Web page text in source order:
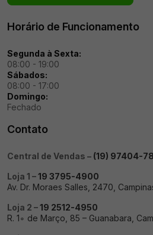
Horário de Funcionamento
Segunda à Sexta:
08:00 - 19:00
Sábados:
08:00 - 17:00
Domingo:
Fechado
Contato
Central de Vendas – (19) 97404-
Loja 1 –19 3795-4900
Av. Dr. Moraes Salles, 2470,
Loja 2 –19 2512-4950
R. 1∘ de Março, 85 – Guanabara,